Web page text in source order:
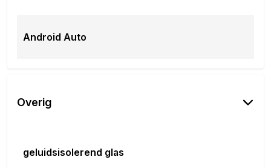
Android Auto
Overig
geluidsisolerend glas